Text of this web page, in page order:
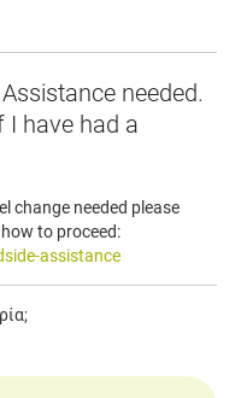
needed.
I have had a
change needed please
to proceed:
assistance